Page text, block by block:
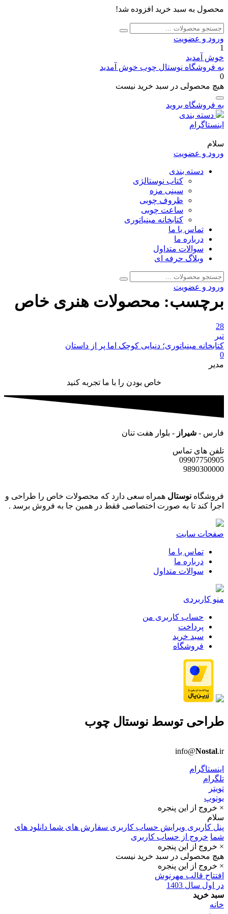
محصول به سبد خرید افزوده شد!
جستجو
برای:
جستجو
ورود و عضویت
1
خوش آمدید
به فروشگاه نوستال چوب خوش آمدید
0
هیچ محصولی در سبد خرید نیست
به فروشگاه بروید
دسته بندی
اینستاگرام
سلام
ورود و عضویت
دسته بندی
کتاب نوستالژی
سینی مزه
ظروف چوبی
ساعت چوبی
کتابخانه مینیاتوری
تماس با ما
درباره ما
سوالات متداول
وبلاگ حرفه ای
جستجو
برای:
جستجو
ورود و عضویت
برچسب: محصولات هنری خاص
28
تیر
کتابخانه مینیاتوری؛ دنیایی کوچک اما پر از داستان
0
مدیر
خاص بودن را با ما تجربه کنید
فارس - شیراز - بلوار هفت تنان
تلفن های تماس
09907750905
9890300000
فروشگاه نوستال همراه سعی دارد که محصولات خاص را طراحی و
اجرا کند تا به صورت اختصاصی فقط در همین جا به فروش برسد .
صفحات سایت
تماس با ما
درباره ما
سوالات متداول
منو کاربردی
حساب کاربری من
پرداخت
سبد خرید
فروشگاه
طراحی توسط نوستال چوب
info@Nostal.ir
اینستاگرام
تلگرام
تویتر
یوتوپ
× خروج از این پنجره
سلام
پنل کاربری ویرایش حساب کاربری سفارش های شما دانلود های
شما خروج از حساب کاربری
× خروج از این پنجره
هیچ محصولی در سبد خرید نیست
× خروج از این پنجره
افتتاح قالب مهرنوش
در اول سال 1403
سبد خرید
خانه